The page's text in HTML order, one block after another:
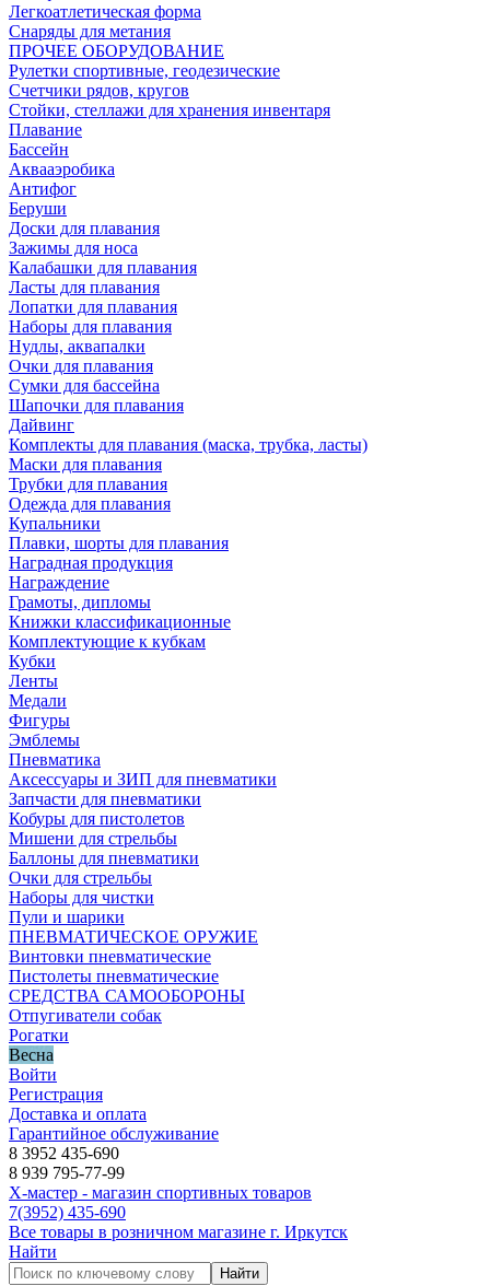
Легкоатлетическая форма
Снаряды для метания
ПРОЧЕЕ ОБОРУДОВАНИЕ
Рулетки спортивные, геодезические
Счетчики рядов, кругов
Стойки, стеллажи для хранения инвентаря
Плавание
Бассейн
Аквааэробика
Антифог
Беруши
Доски для плавания
Зажимы для носа
Калабашки для плавания
Ласты для плавания
Лопатки для плавания
Наборы для плавания
Нудлы, аквапалки
Очки для плавания
Сумки для бассейна
Шапочки для плавания
Дайвинг
Комплекты для плавания (маска, трубка, ласты)
Маски для плавания
Трубки для плавания
Одежда для плавания
Купальники
Плавки, шорты для плавания
Наградная продукция
Награждение
Грамоты, дипломы
Книжки классификационные
Комплектующие к кубкам
Кубки
Ленты
Медали
Фигуры
Эмблемы
Пневматика
Аксессуары и ЗИП для пневматики
Запчасти для пневматики
Кобуры для пистолетов
Мишени для стрельбы
Баллоны для пневматики
Очки для стрельбы
Наборы для чистки
Пули и шарики
ПНЕВМАТИЧЕСКОЕ ОРУЖИЕ
Винтовки пневматические
Пистолеты пневматические
СРЕДСТВА САМООБОРОНЫ
Отпугиватели собак
Рогатки
Весна
Войти
Регистрация
Доставка и оплата
Гарантийное обслуживание
8 3952 435-690
8 939 795-77-99
Х-мастер - магазин спортивных товаров
7(3952) 435-690
Все товары в розничном магазине г. Иркутск
Найти
Найти